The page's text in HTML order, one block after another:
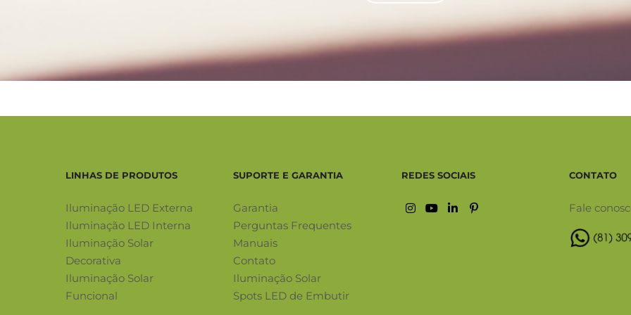
LINHAS DE PRODUTOS
Iluminação LED Externa
Iluminação LED Interna
Iluminação Solar
Decorativa
Iluminação Solar
Funcional
SUPORTE E GARANTIA
Garantia
Perguntas Frequentes
Manuais
Contato
Iluminação Solar
Spots LED de Embutir
REDES SOCIAIS CONTATO
Fale